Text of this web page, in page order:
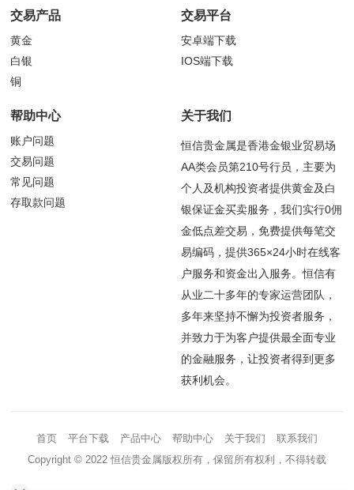
交易产品
黄金
白银
铜
交易平台
安卓端下载
IOS端下载
帮助中心
账户问题
交易问题
常见问题
存取款问题
关于我们
恒信贵金属是香港金银业贸易场
AA类会员第210号行员，主要为
个人及机构投资者提供黄金及白
银保证金买卖服务，我们实行0佣
金低点差交易，免费提供每笔交
易编码，提供365×24小时在线客
户服务和资金出入服务。恒信有
从业二十多年的专家运营团队，
多年来坚持不懈为投资者服务，
并致力于为客户提供最全面专业
的金融服务，让投资者得到更多
获利机会。
首页 平台下载 产品中心 帮助中心 关于我们
联系我们
Copyright © 2022 恒信贵金属版权所有，保留所有权利，不得转载